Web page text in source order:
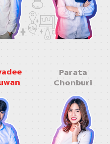
Parata
Chonburi